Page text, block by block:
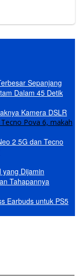
Sepanjang
Dalam 45 Detik
Kamera DSLR
2 5G dan Tecno
yang Dijamin
Tahapannya
Earbuds untuk PS5